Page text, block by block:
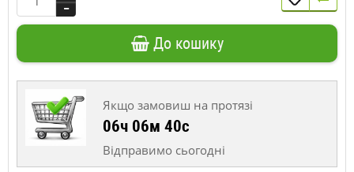
До кошику
Якщо замовиш на протязі
06ч 06м 39с
Відправимо сьогодні